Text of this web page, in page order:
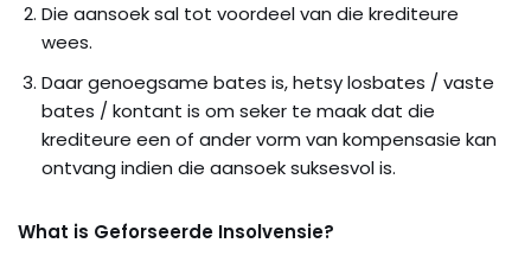
Die aansoek sal tot voordeel van die krediteure
wees.
Daar genoegsame bates is, hetsy losbates / vaste
bates / kontant is om seker te maak dat die
krediteure een of ander vorm van kompensasie kan
ontvang indien die aansoek suksesvol is.
What is Geforseerde Insolvensie?